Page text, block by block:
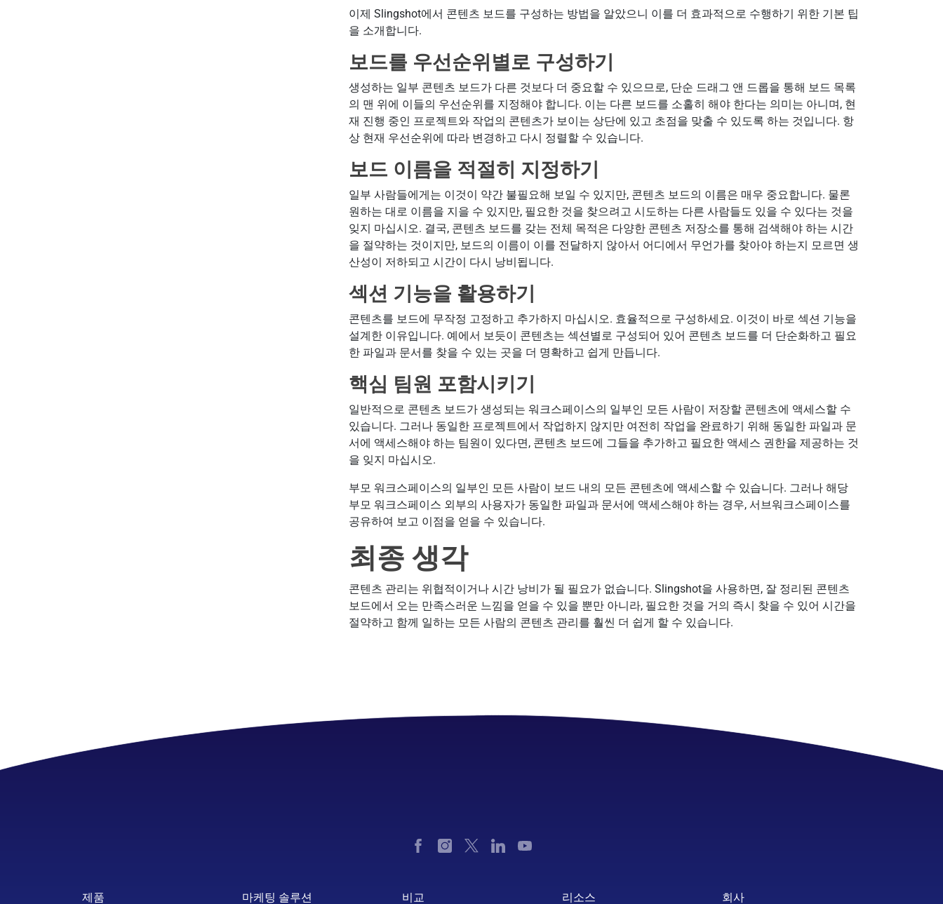
이제 Slingshot에서 콘텐츠 보드를 구성하는 방법을 알았으니 이를 더 효과적으로 수행하기 위한 기본 팁
을 소개합니다.
보드를 우선순위별로 구성하기
생성하는 일부 콘텐츠 보드가 다른 것보다 더 중요할 수 있으므로, 단순 드래그 앤 드롭을 통해 보드 목록
의 맨 위에 이들의 우선순위를 지정해야 합니다. 이는 다른 보드를 소홀히 해야 한다는 의미는 아니며, 현
재 진행 중인 프로젝트와 작업의 콘텐츠가 보이는 상단에 있고 초점을 맞출 수 있도록 하는 것입니다. 항
상 현재 우선순위에 따라 변경하고 다시 정렬할 수 있습니다.
보드 이름을 적절히 지정하기
일부 사람들에게는 이것이 약간 불필요해 보일 수 있지만, 콘텐츠 보드의 이름은 매우 중요합니다. 물론
원하는 대로 이름을 지을 수 있지만, 필요한 것을 찾으려고 시도하는 다른 사람들도 있을 수 있다는 것을
잊지 마십시오. 결국, 콘텐츠 보드를 갖는 전체 목적은 다양한 콘텐츠 저장소를 통해 검색해야 하는 시간
을 절약하는 것이지만, 보드의 이름이 이를 전달하지 않아서 어디에서 무언가를 찾아야 하는지 모르면 생
산성이 저하되고 시간이 다시 낭비됩니다.
섹션 기능을 활용하기
콘텐츠를 보드에 무작정 고정하고 추가하지 마십시오. 효율적으로 구성하세요. 이것이 바로 섹션 기능을
설계한 이유입니다. 예에서 보듯이 콘텐츠는 섹션별로 구성되어 있어 콘텐츠 보드를 더 단순화하고 필요
한 파일과 문서를 찾을 수 있는 곳을 더 명확하고 쉽게 만듭니다.
핵심 팀원 포함시키기
일반적으로 콘텐츠 보드가 생성되는 워크스페이스의 일부인 모든 사람이 저장할 콘텐츠에 액세스할 수
있습니다. 그러나 동일한 프로젝트에서 작업하지 않지만 여전히 작업을 완료하기 위해 동일한 파일과 문
서에 액세스해야 하는 팀원이 있다면, 콘텐츠 보드에 그들을 추가하고 필요한 액세스 권한을 제공하는 것
을 잊지 마십시오.
부모 워크스페이스의 일부인 모든 사람이 보드 내의 모든 콘텐츠에 액세스할 수 있습니다. 그러나 해당
부모 워크스페이스 외부의 사용자가 동일한 파일과 문서에 액세스해야 하는 경우, 서브워크스페이스를
공유하여 보고 이점을 얻을 수 있습니다.
최종 생각
콘텐츠 관리는 위협적이거나 시간 낭비가 될 필요가 없습니다. Slingshot을 사용하면, 잘 정리된 콘텐츠
보드에서 오는 만족스러운 느낌을 얻을 수 있을 뿐만 아니라, 필요한 것을 거의 즉시 찾을 수 있어 시간을
절약하고 함께 일하는 모든 사람의 콘텐츠 관리를 훨씬 더 쉽게 할 수 있습니다.
제품 마케팅 솔루션 비교 리소스 회사